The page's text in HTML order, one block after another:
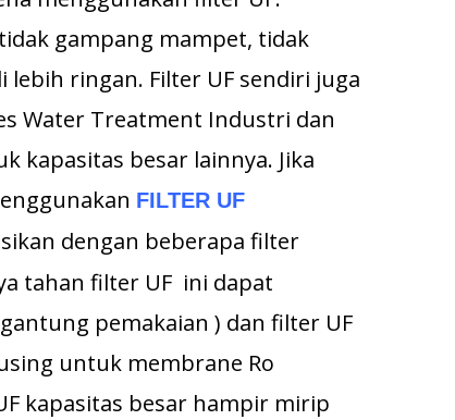
gampang mampet, tidak
ringan. Filter UF sendiri juga
Water Treatment Industri dan
kapasitas besar lainnya. Jika
FILTER UF
dengan beberapa filter
tahan filter UF ini dapat
pemakaian ) dan filter UF
untuk membrane Ro
kapasitas besar hampir mirip